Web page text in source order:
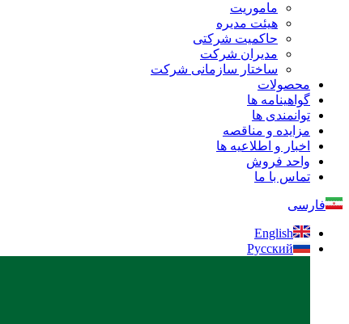
ماموریت
هیئت مدیره
حاکمیت شرکتی
مدیران شرکت
ساختار سازمانی شرکت
محصولات
گواهینامه ها
توانمندی ها
مزایده و مناقصه
اخبار و اطلاعیه ها
واحد فروش
تماس با ما
فارسی
English
Русский